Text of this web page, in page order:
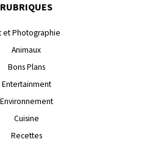
RUBRIQUES
et Photographie
Animaux
Bons Plans
Entertainment
Environnement
Cuisine
Recettes